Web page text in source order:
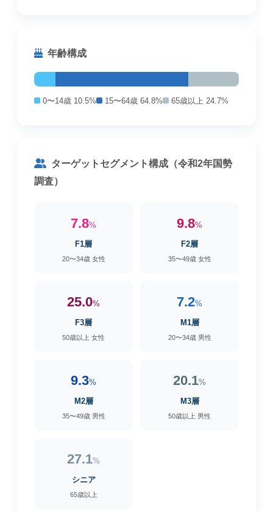
年齢構成
0〜14歳 10.5% 15〜64歳 64.8% 65歳以上 24.7%
ターゲットセグメント構成（令和2年国勢
調査）
7.8%
F1層
20〜34歳 女性
9.8%
F2層
35〜49歳 女性
25.0%
F3層
50歳以上 女性
7.2%
M1層
20〜34歳 男性
9.3%
M2層
35〜49歳 男性
20.1%
M3層
50歳以上 男性
27.1%
シニア
65歳以上